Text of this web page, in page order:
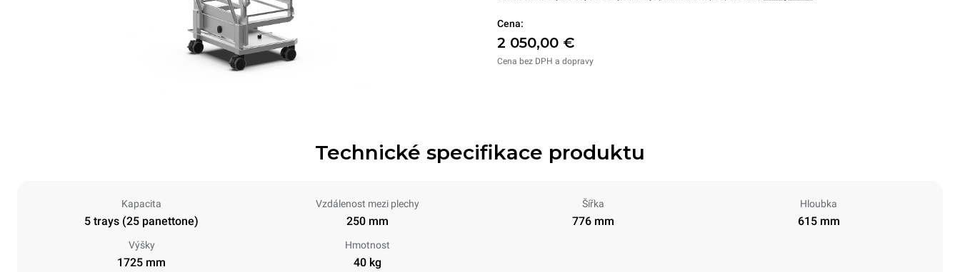
Cena:
2 050,00 €
Cena bez DPH a dopravy
Technické specifikace produktu
Kapacita
5 trays (25 panettone)
Vzdálenost mezi plechy
250 mm
Šířka
776 mm
Hloubka
615 mm
Výšky
1725 mm
Hmotnost
40 kg